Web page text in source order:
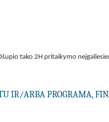
tako 2H pritaikymo
IR/ARBA PROGRAMA,